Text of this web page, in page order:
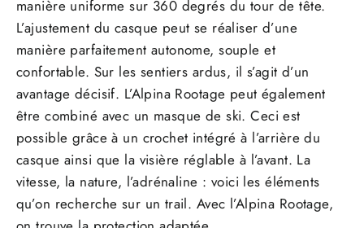
manière uniforme sur 360 degrés du tour de tête.
L’ajustement du casque peut se réaliser d’une
manière parfaitement autonome, souple et
confortable. Sur les sentiers ardus, il s’agit d’un
avantage décisif. L’Alpina Rootage peut également
être combiné avec un masque de ski. Ceci est
possible grâce à un crochet intégré à l’arrière du
casque ainsi que la visière réglable à l’avant. La
vitesse, la nature, l’adrénaline : voici les éléments
qu’on recherche sur un trail. Avec l’Alpina Rootage,